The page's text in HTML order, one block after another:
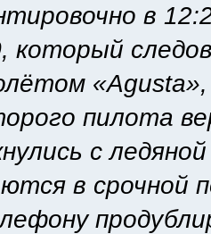
в
который
пилота
с
в срочной